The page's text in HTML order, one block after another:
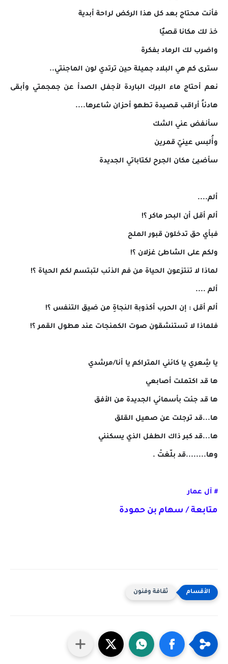
فأنت محتاج بعد كل هذا الركض لراحة أبدية
خذ لك مكانا قصيٌا
واضرب لك الرماد بفكرة
سترى كم هي البلاد جميلة حين ترتدي لون الماجنتي..
نعم أحتاج ماء البرك الباردة لأجفل الصدأ عن جمجمتي وأبقى
هادئاً أراقب قصيدة تطهو أحزان شاعرها....
سأنفض عني الشك
وأُلبس عينيّ قمرين
سأضيئ مكان الجرح لكتاباتي الجديدة
ألم....
ألم أقل أن البحر ماكر ؟!
فبأي حق تدخلون قبور الملح
ولكم على الشاطئ غزلان ؟!
لماذا لا تنتزعون الحياة من فم الذئب لتبتسم لكم الحياة ؟!
ألم ....
ألم أقل : إن الحرب أكذوبة النجاةِ من ضيق التنفس ؟!
فلماذا لا تستنشقون صوت الكمنجات عند هطول القمر ؟!
يا شِعري يا كائني المتراكم يا أنا/مرشدي
ها قد اكتملت أصابعي
ها قد جئت بأسمائي الجديدة من الأفق
ها...قد ترجلت عن صهيل القلق
ها...قد كبر ذاك الطفل الذي يسكنني
وها........قد بلّغتْ .
# آل عمار
متابعة / سهام بن حمودة
ثقافة وفنون